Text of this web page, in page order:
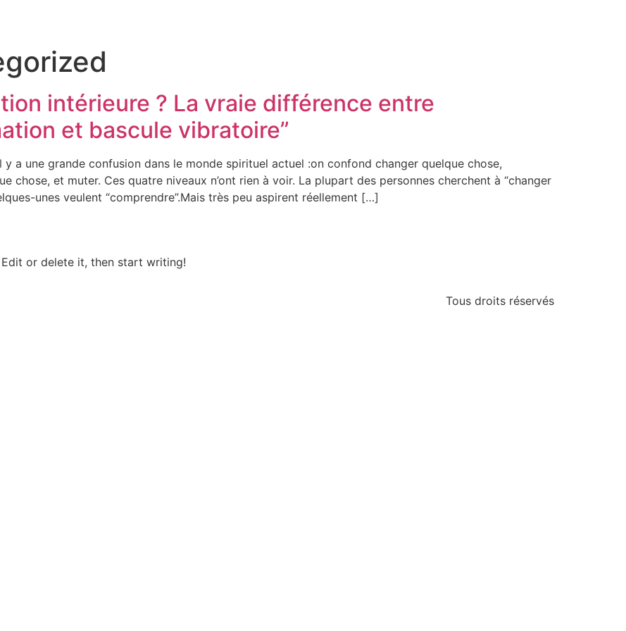
intérieure ? La vraie différence entre
et bascule vibratoire”
a une grande confusion dans le monde spirituel actuel :on confond changer quelque chose,
chose, et muter. Ces quatre niveaux n’ont rien à voir. La plupart des personnes cherchent à “changer
unes veulent “comprendre”.Mais très peu aspirent réellement […]
or delete it, then start writing!
Tous droits réservés